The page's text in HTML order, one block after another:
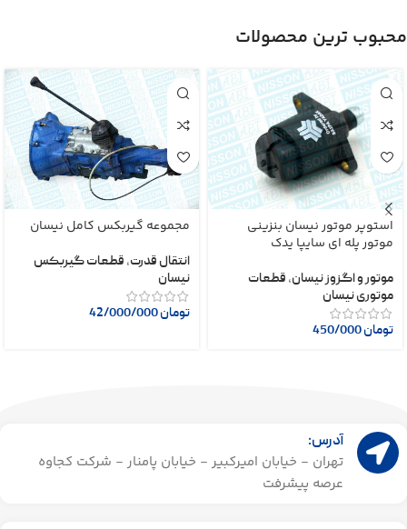
محبوب ترین محصولات
استوپر موتور نیسان بنزینی
موتور پله ای سایپا یدک
موتور و اگزوز نیسان, قطعات
موتوری نیسان
تومان
مجموعه گیربکس کامل نیسان
انتقال قدرت, قطعات گیربکس
نیسان
تومان
آدرس:
تهران - خیابان امیرکبیر - خیابان پامنار - شرکت کجاوه
عرصه پیشرفت